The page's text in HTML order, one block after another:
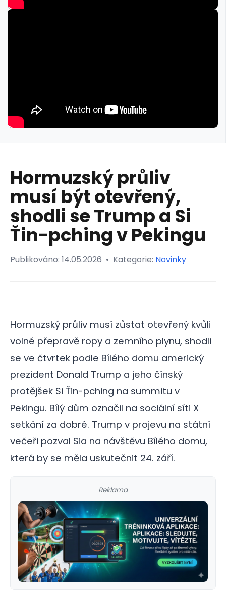
Hormuzský průliv
musí být otevřený,
shodli se Trump a Si
Ťin-pching v Pekingu
Publikováno: 14.05.2026 • Kategorie: Novinky
Hormuzský průliv musí zůstat otevřený kvůli
volné přepravě ropy a zemního plynu, shodli
se ve čtvrtek podle Bílého domu americký
prezident Donald Trump a jeho čínský
protějšek Si Ťin-pching na summitu v
Pekingu. Bílý dům označil na sociální síti X
setkání za dobré. Trump v projevu na státní
večeři pozval Sia na návštěvu Bílého domu,
která by se měla uskutečnit 24. září.
Reklama